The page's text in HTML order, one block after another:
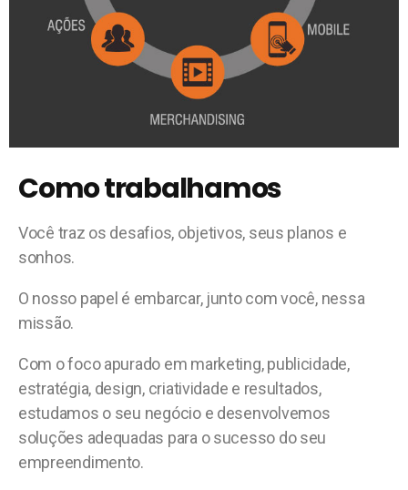
Como trabalhamos
Você traz os desafios, objetivos, seus planos e
sonhos.
O nosso papel é embarcar, junto com você, nessa
missão.
Com o foco apurado em marketing, publicidade,
estratégia, design, criatividade e resultados,
estudamos o seu negócio e desenvolvemos
soluções adequadas para o sucesso do seu
empreendimento.